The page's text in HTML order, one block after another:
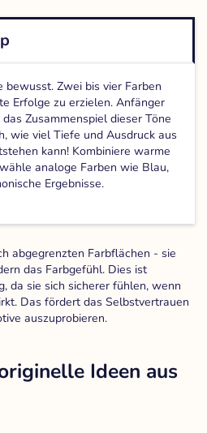
bewusst. Zwei bis vier Farben
Erfolge zu erzielen. Anfänger
Zusammenspiel dieser Töne
wie viel Tiefe und Ausdruck aus
kann! Kombiniere warme
analoge Farben wie Blau,
Ergebnisse.
abgegrenzten Farbflächen - sie
das Farbgefühl. Dies ist
da sie sich sicherer fühlen, wenn
Das fördert das Selbstvertrauen
auszuprobieren.
Ideen aus